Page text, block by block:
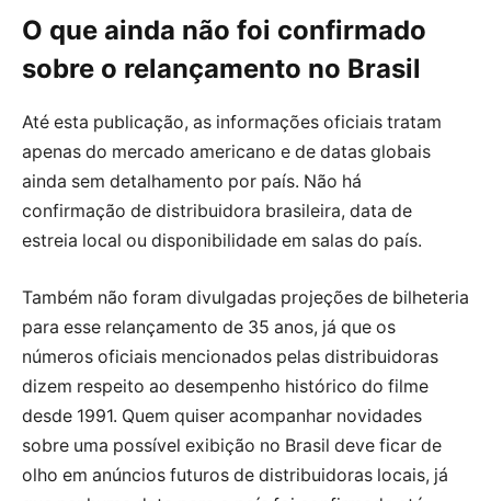
O que ainda não foi confirmado
sobre o relançamento no Brasil
Até esta publicação, as informações oficiais tratam
apenas do mercado americano e de datas globais
ainda sem detalhamento por país. Não há
confirmação de distribuidora brasileira, data de
estreia local ou disponibilidade em salas do país.
Também não foram divulgadas projeções de bilheteria
para esse relançamento de 35 anos, já que os
números oficiais mencionados pelas distribuidoras
dizem respeito ao desempenho histórico do filme
desde 1991. Quem quiser acompanhar novidades
sobre uma possível exibição no Brasil deve ficar de
olho em anúncios futuros de distribuidoras locais, já